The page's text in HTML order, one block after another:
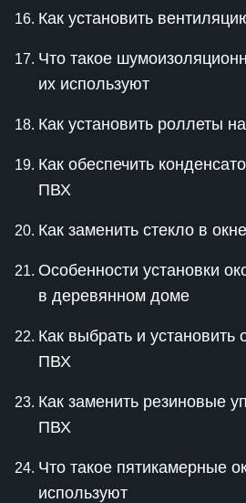
Как установить
Что такое
их используют
Как установить роллеты
Как обеспечить
ПВХ
Как заменить стекло в
Особенности установки
в деревянном доме
Как выбрать и установить
ПВХ
Как заменить резиновые
ПВХ
Что такое пятикамерные
используют